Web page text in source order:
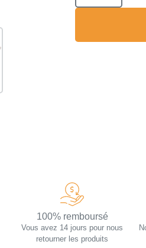
100% remboursé
Vous avez 14 jours pour nous
retourner les produits